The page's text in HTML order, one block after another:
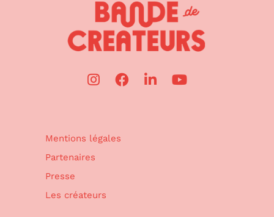
Mentions légales
Partenaires
Presse
Les créateurs